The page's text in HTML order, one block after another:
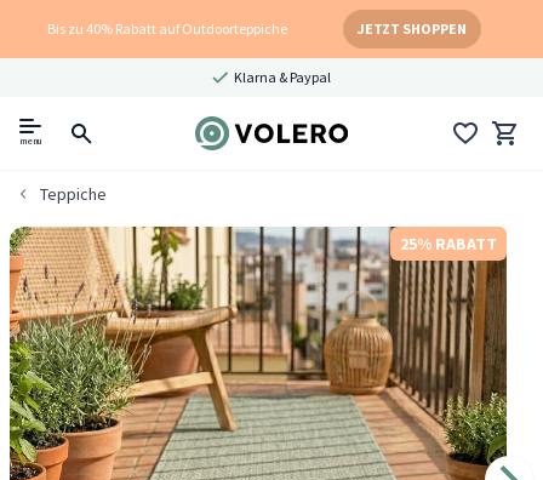
Bis zu 40% Rabatt auf Outdoorteppiche JETZT SHOPPEN
Klarna & Paypal
menu
Teppiche
25% RABATT